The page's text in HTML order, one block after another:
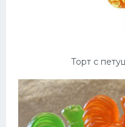
Торт с